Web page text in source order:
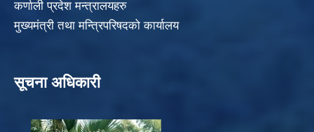
कर्णाली प्रदेश मन्त्रालयहरु
मुख्यमंत्री तथा मन्त्रिपरिषदको कार्यालय
सूचना अधिकारी